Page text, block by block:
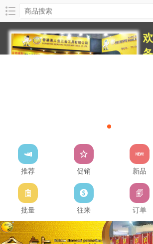
推荐 促销 新品
批量 往来 订单